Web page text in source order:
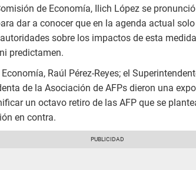
de Economía, Ilich López se
dar a conocer que en la agenda actual
sobre los impactos de esta
predictamen.
Raúl Pérez-Reyes; el
de la Asociación de AFPs dieron una
un octavo retiro de las AFP que se
en contra.